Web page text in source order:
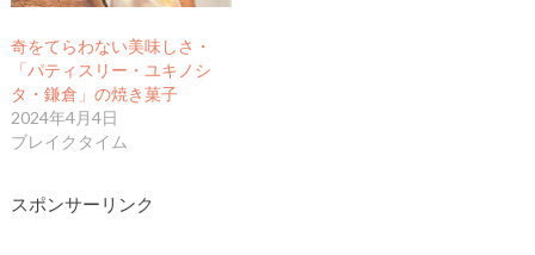
奇をてらわない美味しさ・
「パティスリー・ユキノシ
タ・鎌倉」の焼き菓子
2024年4月4日
ブレイクタイム
スポンサーリンク